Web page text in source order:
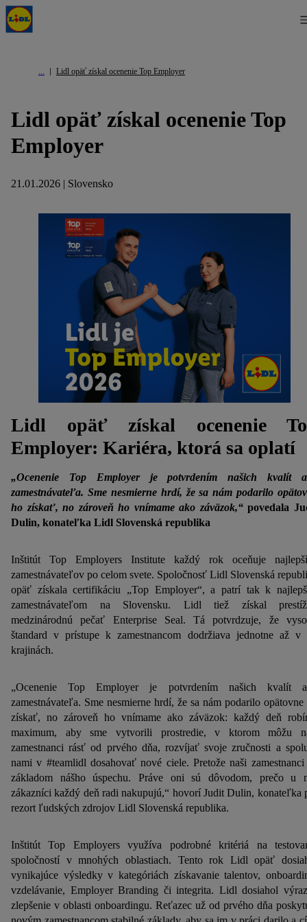
Lidl opäť získal ocenenie Top Employer
Lidl opäť získal ocenenie Top
Employer
21.01.2026 | Slovensko
Lidl opäť získal ocenenie
Employer: Kariéra, ktorá sa oplatí
„Ocenenie Top Employer je potvrdením našich kvalít
zamestnávateľa. Sme nesmierne hrdí, že sa nám podarilo
ho získať, no zároveň ho vnímame ako záväzok,“povedala
Dulin, konateľka Lidl Slovenská republika
Inštitút Top Employers Institute každý rok oceňuje
zamestnávateľov po celom svete. Spoločnosť Lidl Slovenská
opäť získala certifikáciu „Top Employer“, a patrí tak k
zamestnávateľom na Slovensku. Lidl tiež získal
medzinárodnú pečať Enterprise Seal. Tá potvrdzuje, že
štandard v prístupe k zamestnancom dodržiava jednotne až v
krajinách.
„Ocenenie Top Employer je potvrdením našich kvalít
zamestnávateľa. Sme nesmierne hrdí, že sa nám podarilo opätovne
získať, no zároveň ho vnímame ako záväzok: každý deň
maximum, aby sme vytvorili prostredie, v ktorom môžu
zamestnanci rásť od prvého dňa, rozvíjať svoje zručnosti a
nami v #teamlidl dosahovať nové ciele. Pretože naši zamestnanci
základom nášho úspechu. Práve oni sú dôvodom, prečo u
zákazníci každý deň radi nakupujú,“ hovorí Judit Dulin, konateľka
rezort ľudských zdrojov Lidl Slovenská republika.
Inštitút Top Employers využíva podrobné kritériá na
spoločností v mnohých oblastiach. Tento rok Lidl opäť
vynikajúce výsledky v kategóriách získavanie talentov,
vzdelávanie, Employer Branding či integrita. Lidl dosiahol
zlepšenie v oblasti onboardingu. Reťazec už od prvého dňa